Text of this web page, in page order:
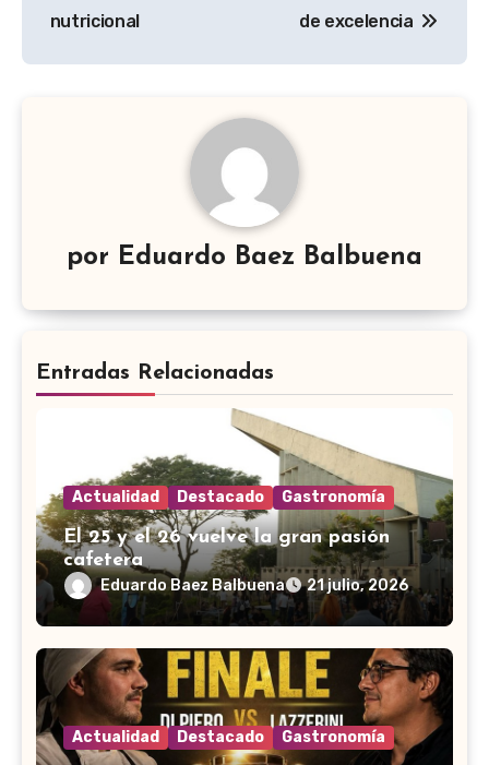
entradas
nutricional
de excelencia
por Eduardo Baez Balbuena
Entradas Relacionadas
Actualidad Destacado Gastronomía
El 25 y el 26 vuelve la gran pasión
cafetera
Eduardo Baez Balbuena 21 julio, 2026
Actualidad Destacado Gastronomía